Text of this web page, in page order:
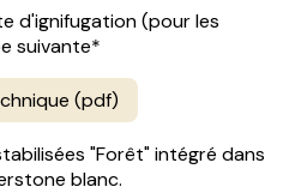
d'ignifugation (pour les
suivante*
(pdf)
"Forêt" intégré dans
blanc.